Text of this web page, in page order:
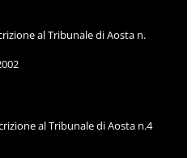
al Tribunale di Aosta n.
al Tribunale di Aosta n.4